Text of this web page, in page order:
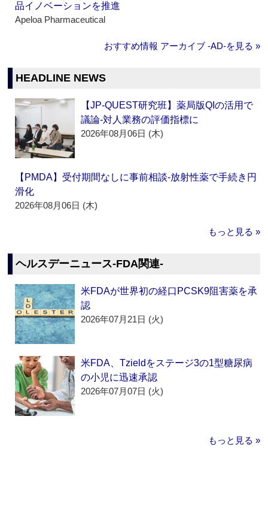
品イノベーションを推進
Apeloa Pharmaceutical
おすすめ情報 アーカイブ ‐AD‐を見る »
HEADLINE NEWS
【JP-QUEST研究班】薬局版QIの活用で
議論‐対人業務の評価指標に
2026年08月06日 (木)
【PMDA】受付期間なしに事前相談‐放射性薬で手続き円
滑化
2026年08月06日 (木)
もっと見る »
ヘルスデーニュース‐FDA関連‐
米FDAが世界初の経口PCSK9阻害薬を承
認
2026年07月21日 (火)
米FDA、Tzieldをステージ3の1型糖尿病
の小児に迅速承認
2026年07月07日 (火)
もっと見る »